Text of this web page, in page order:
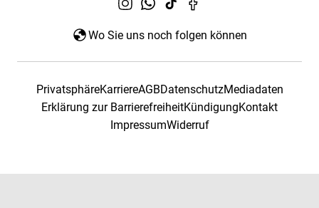
Wo Sie uns noch folgen können
PrivatsphäreKarriereAGBDatenschutzMediadaten
Erklärung zur BarrierefreiheitKündigungKontakt
ImpressumWiderruf